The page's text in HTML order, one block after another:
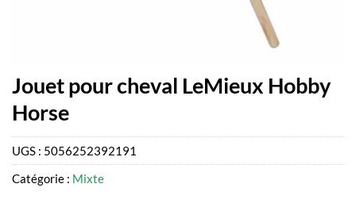
Jouet pour cheval LeMieux Hobby
Horse
UGS : 5056252392191
Catégorie : Mixte